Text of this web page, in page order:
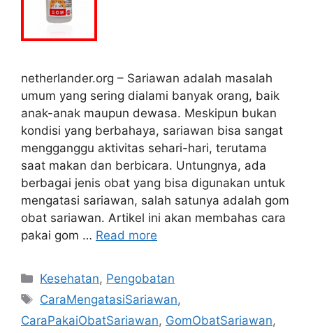
netherlander.org – Sariawan adalah masalah
umum yang sering dialami banyak orang, baik
anak-anak maupun dewasa. Meskipun bukan
kondisi yang berbahaya, sariawan bisa sangat
mengganggu aktivitas sehari-hari, terutama
saat makan dan berbicara. Untungnya, ada
berbagai jenis obat yang bisa digunakan untuk
mengatasi sariawan, salah satunya adalah gom
obat sariawan. Artikel ini akan membahas cara
pakai gom … Read more
Categories
Kesehatan, Pengobatan
Tags
CaraMengatasiSariawan,
CaraPakaiObatSariawan, GomObatSariawan,